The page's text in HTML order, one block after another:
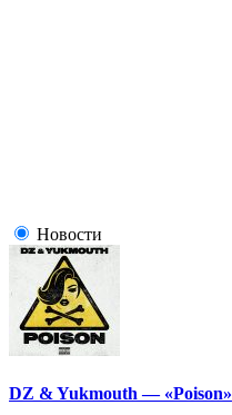
Новости
DZ & Yukmouth — «Poison»